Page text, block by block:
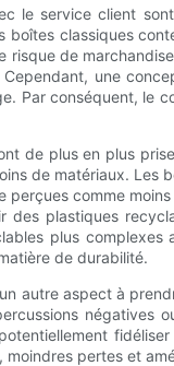
le service client
boîtes classiques
risque de
une
Par conséquent, le
de plus en plus
de matériaux.
comme
des plastiques
plus
de durabilité.
autre aspect à
négatives
pertes et